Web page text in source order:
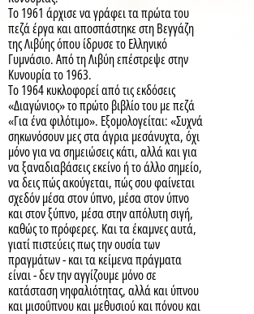
Το 1961 άρχισε να γράφει τα πρώτα του
πεζά έργα και αποσπάστηκε στη Βεγγάζη
της Λιβύης όπου ίδρυσε το Ελληνικό
Γυμνάσιο. Από τη Λιβύη επέστρεψε στην
Κυνουρία το 1963.
Το 1964 κυκλοφορεί από τις εκδόσεις
«Διαγώνιος» το πρώτο βιβλίο του με πεζά
«Για ένα φιλότιμο». Εξομολογείται: «Συχνά
σηκωνόσουν μες στα άγρια μεσάνυχτα, όχι
μόνο για να σημειώσεις κάτι, αλλά και για
να ξαναδιαβάσεις εκείνο ή το άλλο σημείο,
να δεις πώς ακούγεται, πώς σου φαίνεται
σχεδόν μέσα στον ύπνο, μέσα στον ύπνο
και στον ξύπνο, μέσα στην απόλυτη σιγή,
καθώς το πρόφερες. Και τα έκαμνες αυτά,
γιατί πιστεύεις πως την ουσία των
πραγμάτων - και τα κείμενα πράγματα
είναι - δεν την αγγίζουμε μόνο σε
κατάσταση νηφαλιότητας, αλλά και ύπνου
και μισοΰπνου και μεθυσιού και πόνου και